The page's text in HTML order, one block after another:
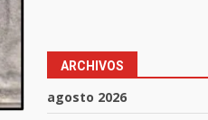
ARCHIVOS
agosto 2026